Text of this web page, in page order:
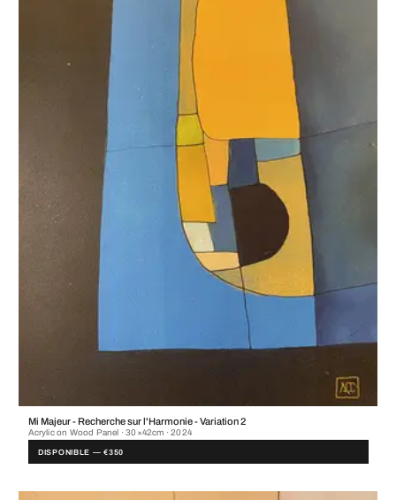
Mi Majeur - Recherche sur l'Harmonie - Variation 2
Acrylic on Wood Panel · 30×42cm · 2024
DISPONIBLE — €350